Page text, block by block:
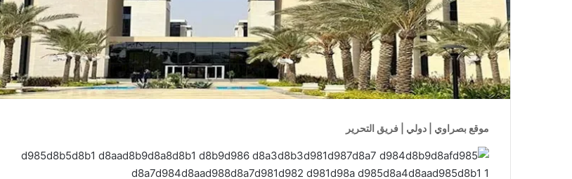
موقع بصراوي | دولي | فريق التحرير